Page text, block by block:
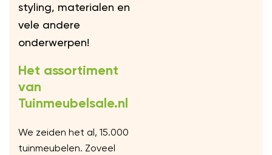
styling, materialen en
vele andere
onderwerpen!
Het assortiment
van
Tuinmeubelsale.nl
We zeiden het al, 15.000
tuinmeubelen. Zoveel